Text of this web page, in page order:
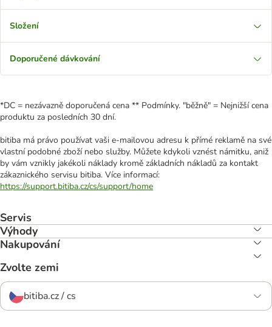
Složení
Doporučené dávkování
*DC = nezávazně doporučená cena ** Podmínky. "běžně" = Nejnižší cena
produktu za posledních 30 dní.
bitiba má právo používat vaši e-mailovou adresu k přímé reklamě na své
vlastní podobné zboží nebo služby. Můžete kdykoli vznést námitku, aniž
by vám vznikly jakékoli náklady kromě základních nákladů za kontakt
zákaznického servisu bitiba. Více informací:
https://support.bitiba.cz/cs/support/home
Servis
Výhody
Nakupování
Zvolte zemi
bitiba.cz / cs